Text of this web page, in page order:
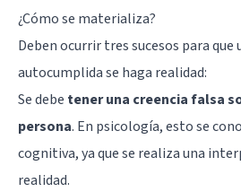
¿Cómo se materializa?
Deben ocurrir tres sucesos para que
autocumplida se haga realidad:
Se debe tener una creencia falsa
persona. En psicología, esto se
cognitiva, ya que se realiza una
realidad.